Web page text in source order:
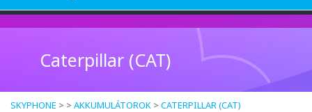
Caterpillar (CAT)
SKYPHONE > > AKKUMULÁTOROK > CATERPILLAR (CAT)